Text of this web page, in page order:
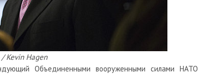
Kevin Hagen
Объединенными вооруженными силами НАТО